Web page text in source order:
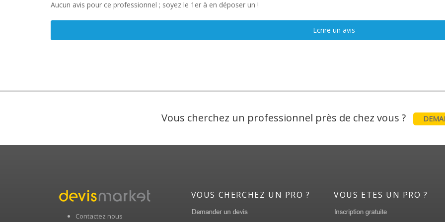
Aucun avis pour ce professionnel ; soyez le 1er à en déposer un !
Ecrire un avis
Vous cherchez un professionnel près de chez vous ?
Contactez nous
VOUS CHERCHEZ UN PRO ? VOUS ETES UN PRO ?